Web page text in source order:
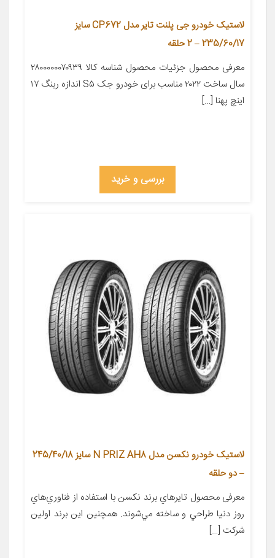
لاستیک خودرو جی پلنت تایر مدل CP672 سایز
235/60/17 – 2 حلقه
معرفی محصول جزئیات محصول شناسه کالا ۲۸۰۰۰۰۰۰۷۰۹۳۹
سال ساخت ۲۰۲۲ مناسب برای خودرو جک S۵ اندازه رینگ ۱۷
اینچ پهنا […]
بررسی و خرید
لاستیک خودرو نکسن مدل N PRIZ AH8 سایز 245/40/18
– دو حلقه
معرفی محصول تايرهاي برند نکسن با استفاده از فناوري‌هاي
روز دنيا طراحي و ساخته مي‌شوند. همچنين اين برند اولين
شرکت […]